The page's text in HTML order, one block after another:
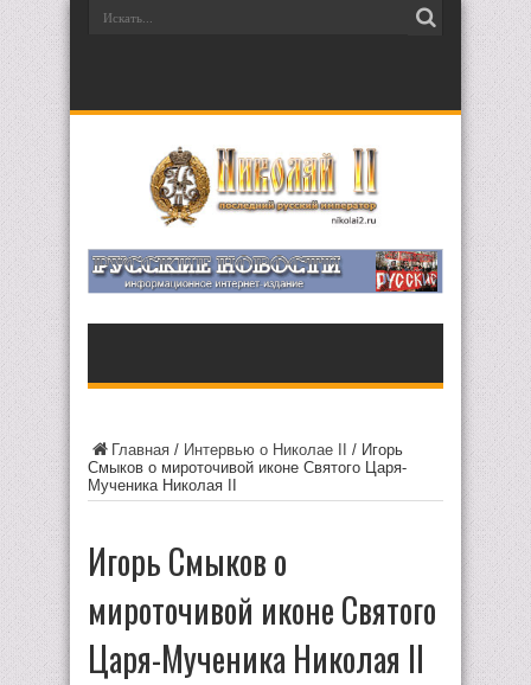
Главная / Интервью о Николае II / Игорь
Смыков о мироточивой иконе Святого Царя-
Мученика Николая II
Игорь Смыков о
мироточивой иконе Святого
Царя-Мученика Николая II